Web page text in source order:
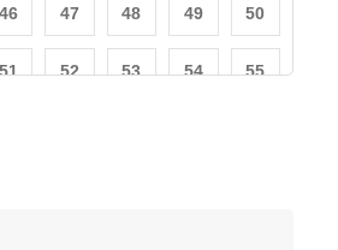
46 47 48 49 50
52 53 54 55